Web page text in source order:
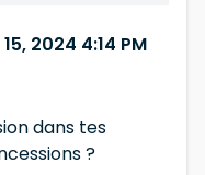
2024 4:14 PM
dans tes
?